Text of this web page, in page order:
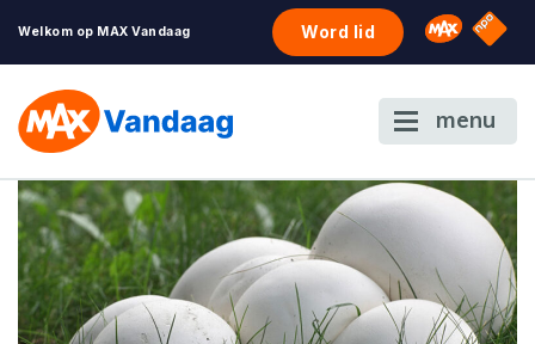
Welkom op MAX Vandaag Word lid Omroep
NPO
menu